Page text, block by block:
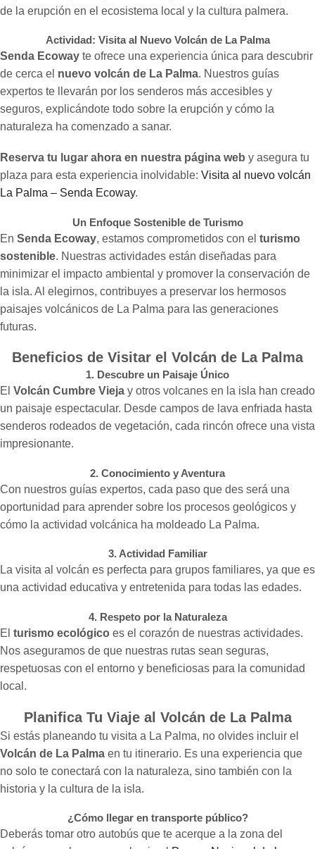
de la erupción en el ecosistema local y la cultura palmera.
Actividad: Visita al Nuevo Volcán de La Palma
Senda Ecoway te ofrece una experiencia única para descubrir
de cerca el nuevo volcán de La Palma. Nuestros guías
expertos te llevarán por los senderos más accesibles y
seguros, explicándote todo sobre la erupción y cómo la
naturaleza ha comenzado a sanar.
Reserva tu lugar ahora en nuestra página web y asegura tu
plaza para esta experiencia inolvidable: Visita al nuevo volcán
La Palma – Senda Ecoway.
Un Enfoque Sostenible de Turismo
En Senda Ecoway, estamos comprometidos con el turismo
sostenible. Nuestras actividades están diseñadas para
minimizar el impacto ambiental y promover la conservación de
la isla. Al elegirnos, contribuyes a preservar los hermosos
paisajes volcánicos de La Palma para las generaciones
futuras.
Beneficios de Visitar el Volcán de La Palma
1. Descubre un Paisaje Único
El Volcán Cumbre Vieja y otros volcanes en la isla han creado
un paisaje espectacular. Desde campos de lava enfriada hasta
senderos rodeados de vegetación, cada rincón ofrece una vista
impresionante.
2. Conocimiento y Aventura
Con nuestros guías expertos, cada paso que des será una
oportunidad para aprender sobre los procesos geológicos y
cómo la actividad volcánica ha moldeado La Palma.
3. Actividad Familiar
La visita al volcán es perfecta para grupos familiares, ya que es
una actividad educativa y entretenida para todas las edades.
4. Respeto por la Naturaleza
El turismo ecológico es el corazón de nuestras actividades.
Nos aseguramos de que nuestras rutas sean seguras,
respetuosas con el entorno y beneficiosas para la comunidad
local.
Planifica Tu Viaje al Volcán de La Palma
Si estás planeando tu visita a La Palma, no olvides incluir el
Volcán de La Palma en tu itinerario. Es una experiencia que
no solo te conectará con la naturaleza, sino también con la
historia y la cultura de la isla.
¿Cómo llegar en transporte público?
Deberás tomar otro autobús que te acerque a la zona del